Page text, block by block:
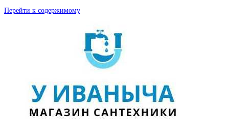
Перейти к содержимому